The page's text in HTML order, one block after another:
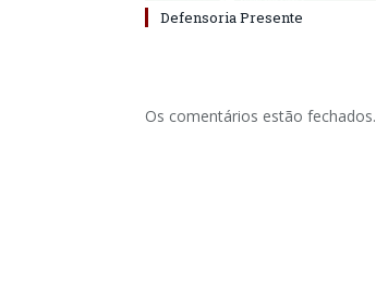
Defensoria Presente
Os comentários estão fechados.